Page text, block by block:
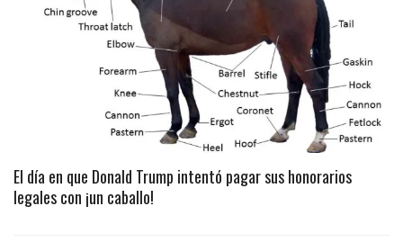
El día en que Donald Trump intentó pagar sus honorarios
legales con ¡un caballo!